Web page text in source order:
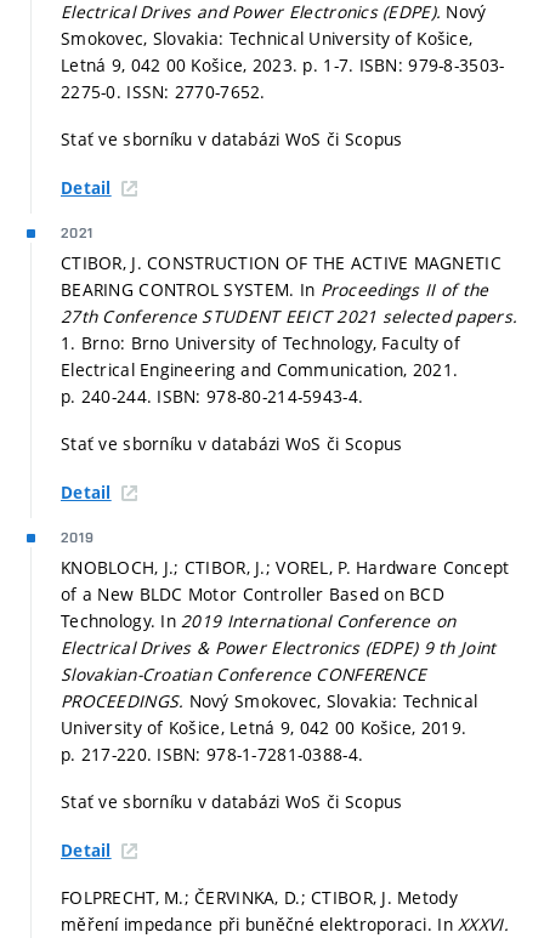
Electrical Drives and Power Electronics (EDPE). Nový
Smokovec, Slovakia: Technical University of Košice,
Letná 9, 042 00 Košice, 2023. p. 1-7. ISBN: 979-8-3503-
2275-0. ISSN: 2770-7652.
Stať ve sborníku v databázi WoS či Scopus
Detail
2021
CTIBOR, J. CONSTRUCTION OF THE ACTIVE MAGNETIC
BEARING CONTROL SYSTEM. In Proceedings II of the
27th Conference STUDENT EEICT 2021 selected papers.
1. Brno: Brno University of Technology, Faculty of
Electrical Engineering and Communication, 2021.
p. 240-244. ISBN: 978-80-214-5943-4.
Stať ve sborníku v databázi WoS či Scopus
Detail
2019
KNOBLOCH, J.; CTIBOR, J.; VOREL, P. Hardware Concept
of a New BLDC Motor Controller Based on BCD
Technology. In2019 International Conference on
Electrical Drives & Power Electronics (EDPE) 9 th Joint
Slovakian-Croatian Conference CONFERENCE
PROCEEDINGS. Nový Smokovec, Slovakia: Technical
University of Košice, Letná 9, 042 00 Košice, 2019.
p. 217-220. ISBN: 978-1-7281-0388-4.
Stať ve sborníku v databázi WoS či Scopus
Detail
FOLPRECHT, M.; ČERVINKA, D.; CTIBOR, J. Metody
měření impedance při buněčné elektroporaci. InXXXVI.